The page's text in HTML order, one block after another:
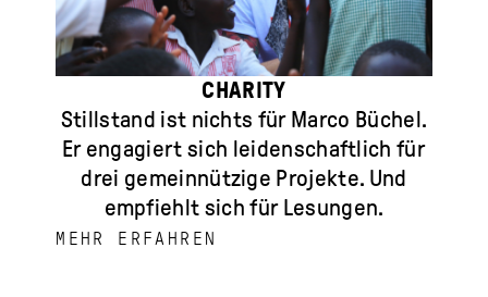
CHARITY
Stillstand ist nichts für Marco Büchel.
Er engagiert sich leidenschaftlich für
drei gemeinnützige Projekte. Und
empfiehlt sich für Lesungen.
MEHR ERFAHREN